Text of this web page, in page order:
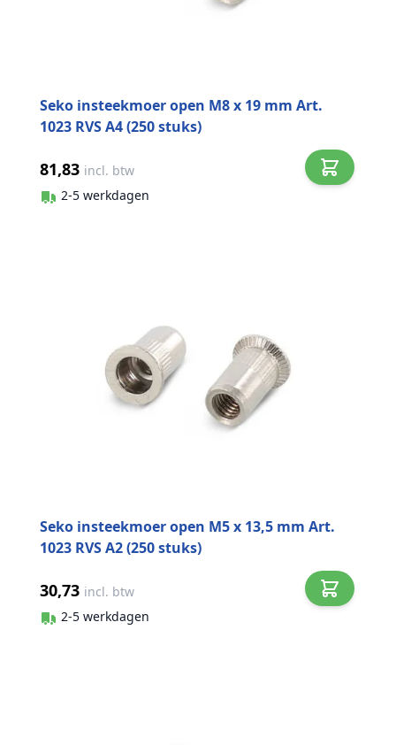
Seko insteekmoer open M8 x 19 mm Art.
1023 RVS A4 (250 stuks)
81,83 incl. btw
2-5 werkdagen
Seko insteekmoer open M5 x 13,5 mm Art.
1023 RVS A2 (250 stuks)
30,73 incl. btw
2-5 werkdagen